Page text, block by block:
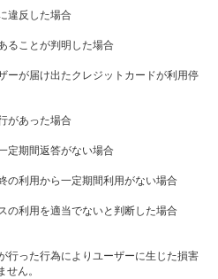
違反した場合
ることが判明した場合
ーが届け出たクレジットカードが利用停
があった場合
定期間返答がない場合
の利用から一定期間利用がない場合
行った行為によりユーザーに生じた損害
ん。